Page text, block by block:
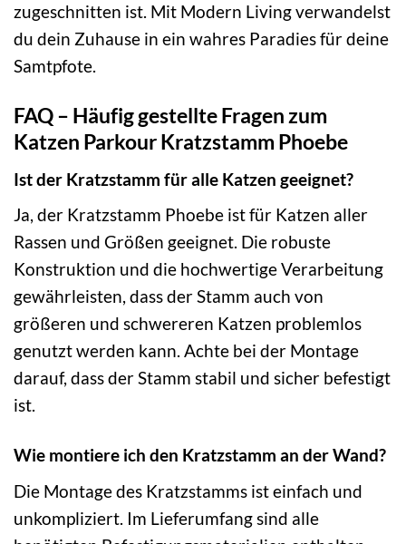
zugeschnitten ist. Mit Modern Living verwandelst
du dein Zuhause in ein wahres Paradies für deine
Samtpfote.
FAQ – Häufig gestellte Fragen zum
Katzen Parkour Kratzstamm Phoebe
Ist der Kratzstamm für alle Katzen geeignet?
Ja, der Kratzstamm Phoebe ist für Katzen aller
Rassen und Größen geeignet. Die robuste
Konstruktion und die hochwertige Verarbeitung
gewährleisten, dass der Stamm auch von
größeren und schwereren Katzen problemlos
genutzt werden kann. Achte bei der Montage
darauf, dass der Stamm stabil und sicher befestigt
ist.
Wie montiere ich den Kratzstamm an der Wand?
Die Montage des Kratzstamms ist einfach und
unkompliziert. Im Lieferumfang sind alle